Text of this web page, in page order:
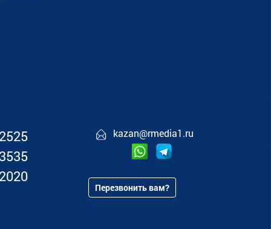
kazan@rmedia1.ru
Перезвонить вам?